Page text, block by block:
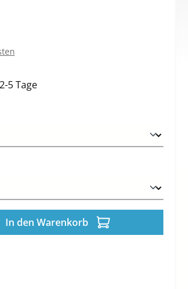
5 Tage
Wert ein oder benutze die
In den Warenkorb